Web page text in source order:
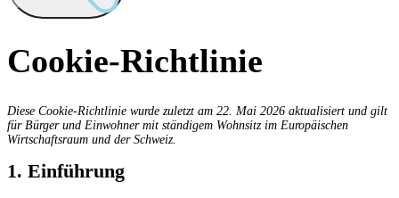
Cookie-Richtlinie
Diese Cookie-Richtlinie wurde zuletzt am 22. Mai 2026 aktualisiert und gilt
für Bürger und Einwohner mit ständigem Wohnsitz im Europäischen
Wirtschaftsraum und der Schweiz.
1. Einführung